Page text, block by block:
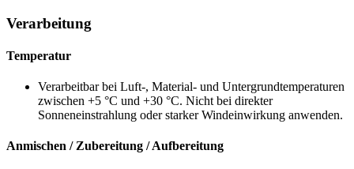
Verarbeitung
Temperatur
Verarbeitbar bei Luft-, Material- und Untergrundtemperaturen
zwischen +5 °C und +30 °C. Nicht bei direkter
Sonneneinstrahlung oder starker Windeinwirkung anwenden.
Anmischen / Zubereitung / Aufbereitung